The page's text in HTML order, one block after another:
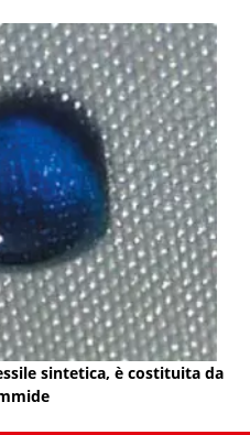
sintetica, è costituita da